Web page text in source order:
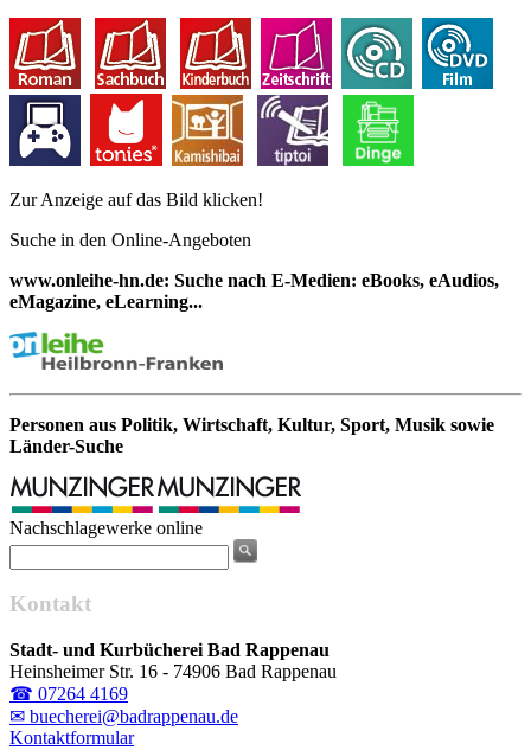
Zur Anzeige auf das Bild klicken!
Suche in den Online-Angeboten
www.onleihe-hn.de: Suche nach E-Medien: eBooks, eAudios,
eMagazine, eLearning...
Personen aus Politik, Wirtschaft, Kultur, Sport, Musik sowie
Länder-Suche
Nachschlagewerke online
Kontakt
Stadt- und Kurbücherei Bad Rappenau
Heinsheimer Str. 16 - 74906 Bad Rappenau
☎ 07264 4169
✉ buecherei@badrappenau.de
Kontaktformular